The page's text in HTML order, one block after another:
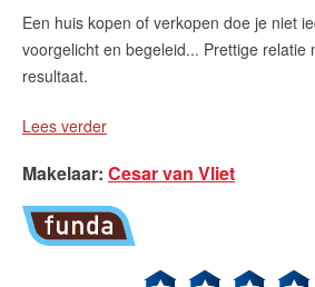
Een huis kopen of verkopen doe je niet
voorgelicht en begeleid... Prettige relatie
resultaat.
Lees verder
Makelaar: Cesar van Vliet